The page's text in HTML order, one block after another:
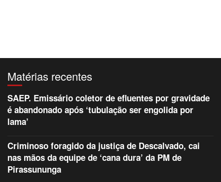
Matérias recentes
SAEP. Emissário coletor de efluentes por gravidade
é abandonado após ‘tubulação ser engolida por
lama’
Criminoso foragido da justiça de Descalvado, cai
nas mãos da equipe de ‘cana dura’ da PM de
Pirassununga